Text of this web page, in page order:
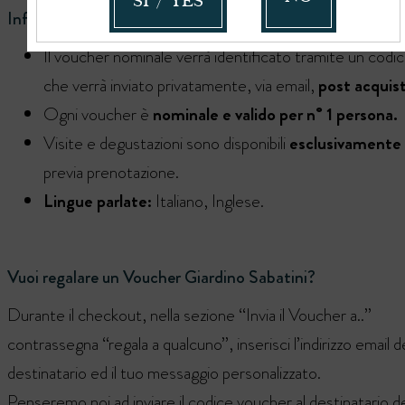
Info & Dettagli
Il voucher nominale verrà identificato tramite un
che verrà inviato privatamente, via email, post
Ogni voucher è nominale e valido per n° 1 persona.
Visite e degustazioni sono disponibiliesclusivamente
previa prenotazione.
Lingue parlate: Italiano, Inglese.
Vuoi regalare un Voucher Giardino Sabatini?
Durante il checkout, nella sezione “Invia il Voucher a..”
contrassegna “regala a qualcuno”, inserisci l’indirizzo email
destinatario ed il tuo messaggio personalizzato.